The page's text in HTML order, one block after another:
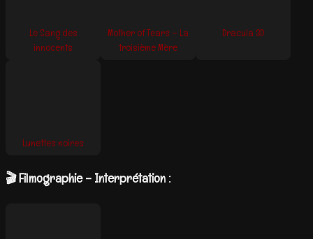
Le Sang des
innocents
Mother of Tears – La
troisième Mère
Dracula 3D
Lunettes noires
🎬 Filmographie – Interprétation :